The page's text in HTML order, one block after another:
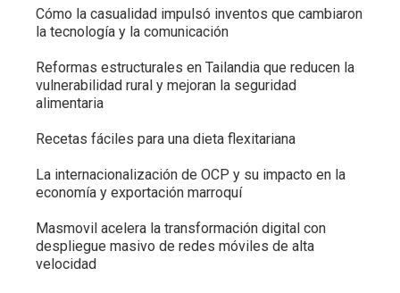
Cómo la casualidad impulsó inventos que cambiaron
la tecnología y la comunicación
Reformas estructurales en Tailandia que reducen la
vulnerabilidad rural y mejoran la seguridad
alimentaria
Recetas fáciles para una dieta flexitariana
La internacionalización de OCP y su impacto en la
economía y exportación marroquí
Masmovil acelera la transformación digital con
despliegue masivo de redes móviles de alta
velocidad